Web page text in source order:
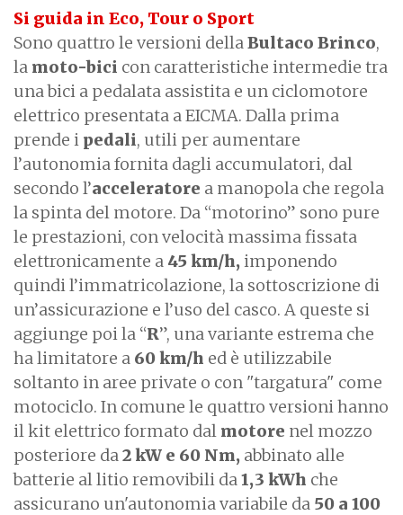
Si guida in Eco, Tour o Sport
Sono quattro le versioni dellaBultaco Brinco,
la moto-bici con caratteristiche intermedie tra
una bici a pedalata assistita e un ciclomotore
elettrico presentata a EICMA. Dalla prima
prende i pedali, utili per aumentare
l’autonomia fornita dagli accumulatori, dal
secondo l’acceleratore a manopola che regola
la spinta del motore. Da “motorino” sono pure
le prestazioni, con velocità massima fissata
elettronicamente a 45 km/h,imponendo
quindi l’immatricolazione, la sottoscrizione di
un’assicurazione e l’uso del casco. A queste si
aggiunge poi la “R”, una variante estrema che
ha limitatore a 60 km/h ed è utilizzabile
soltanto in aree private o con "targatura" come
motociclo. In comune le quattro versioni hanno
il kit elettrico formato dal motore nel mozzo
posteriore da2 kW e 60 Nm, abbinato alle
batterie al litio removibili da1,3 kWh che
assicurano un'autonomia variabile da 50 a 100